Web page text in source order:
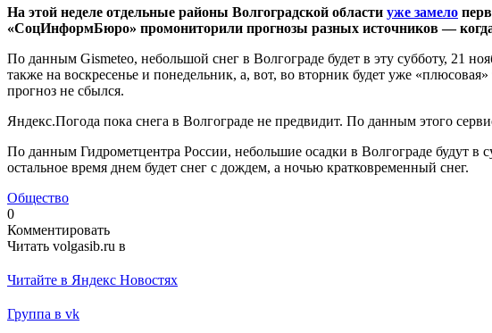
На этой неделе отдельные районы Волгоградской области уже замело
«СоцИнформБюро» промониторили прогнозы разных источников — когда
По данным Gismeteo, небольшой снег в Волгограде будет в эту субботу, 21
также на воскресенье и понедельник, а, вот, во вторник будет уже
прогноз не сбылся.
Яндекс.Погода пока снега в Волгограде не предвидит. По данным этого
По данным Гидрометцентра России, небольшие осадки в Волгограде будут в
остальное время днем будет снег с дождем, а ночью кратковременный снег.
Общество
0
Комментировать
Читать volgasib.ru в
Читайте в Яндекс Новостях
Группа в vk